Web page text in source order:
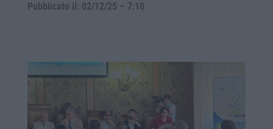
Pubblicato il: 02/12/25 – 7:10